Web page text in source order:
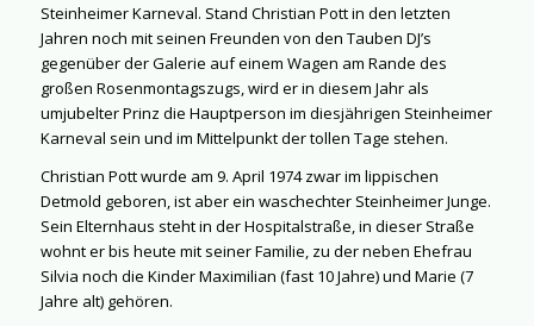
Steinheimer Karneval. Stand Christian Pott in den letzten
Jahren noch mit seinen Freunden von den Tauben DJ’s
gegenüber der Galerie auf einem Wagen am Rande des
großen Rosenmontagszugs, wird er in diesem Jahr als
umjubelter Prinz die Hauptperson im diesjährigen Steinheimer
Karneval sein und im Mittelpunkt der tollen Tage stehen.
Christian Pott wurde am 9. April 1974 zwar im lippischen
Detmold geboren, ist aber ein waschechter Steinheimer Junge.
Sein Elternhaus steht in der Hospitalstraße, in dieser Straße
wohnt er bis heute mit seiner Familie, zu der neben Ehefrau
Silvia noch die Kinder Maximilian (fast 10 Jahre) und Marie (7
Jahre alt) gehören.